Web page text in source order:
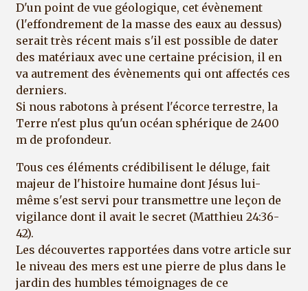
D'un point de vue géologique, cet évènement
(l'effondrement de la masse des eaux au dessus)
serait très récent mais s'il est possible de dater
des matériaux avec une certaine précision, il en
va autrement des évènements qui ont affectés ces
derniers.
Si nous rabotons à présent l'écorce terrestre, la
Terre n'est plus qu'un océan sphérique de 2400
m de profondeur.
Tous ces éléments crédibilisent le déluge, fait
majeur de l'histoire humaine dont Jésus lui-
même s'est servi pour transmettre une leçon de
vigilance dont il avait le secret (Matthieu 24:36-
42).
Les découvertes rapportées dans votre article sur
le niveau des mers est une pierre de plus dans le
jardin des humbles témoignages de ce